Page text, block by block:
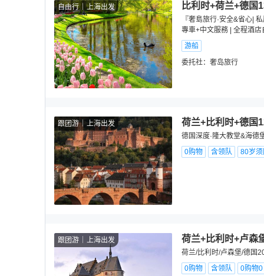
自由行 上海出发 比利时+荷兰+德国
『奢島旅行·安全&省心|
專車+中文服務 | 全程酒店
游船
委托社： 奢岛旅行
跟团游 上海出发 荷兰+比利时+德国
德国深度·隆大教堂&海德
0购物
含领队 80岁
跟团游 上海出发 荷兰+比利时+卢森
荷兰/比利时/卢森堡/德国
0购物
含领队
0购物